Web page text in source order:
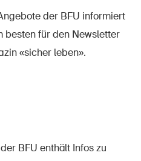
der BFU informiert
besten für den Newsletter
«sicher leben».
BFU enthält Infos zu